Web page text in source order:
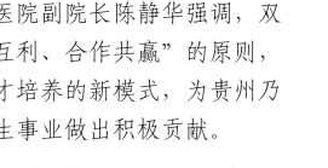
院副院长陈静华强调，双
利、合作共赢”的原则，
培养的新模式，为贵州乃
事业做出积极贡献。